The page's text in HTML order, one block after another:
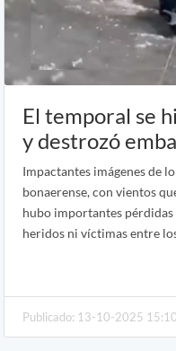
El temporal se
y destrozó
Impactantes imágenes de
bonaerense, con vientos
hubo importantes
heridos ni víctimas entre
Publicado: 13-10-2025 15:10